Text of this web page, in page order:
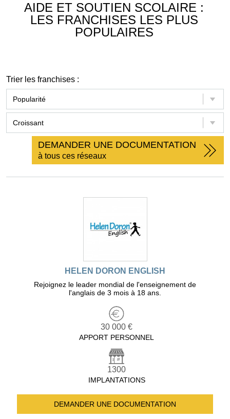
AIDE ET SOUTIEN SCOLAIRE :
LES FRANCHISES LES PLUS
POPULAIRES
Trier les franchises :
DEMANDER UNE DOCUMENTATION
à tous ces réseaux
HELEN DORON ENGLISH
Rejoignez le leader mondial de l'enseignement de
l'anglais de 3 mois à 18 ans.
30 000 €
APPORT PERSONNEL
1300
IMPLANTATIONS
DEMANDER UNE DOCUMENTATION